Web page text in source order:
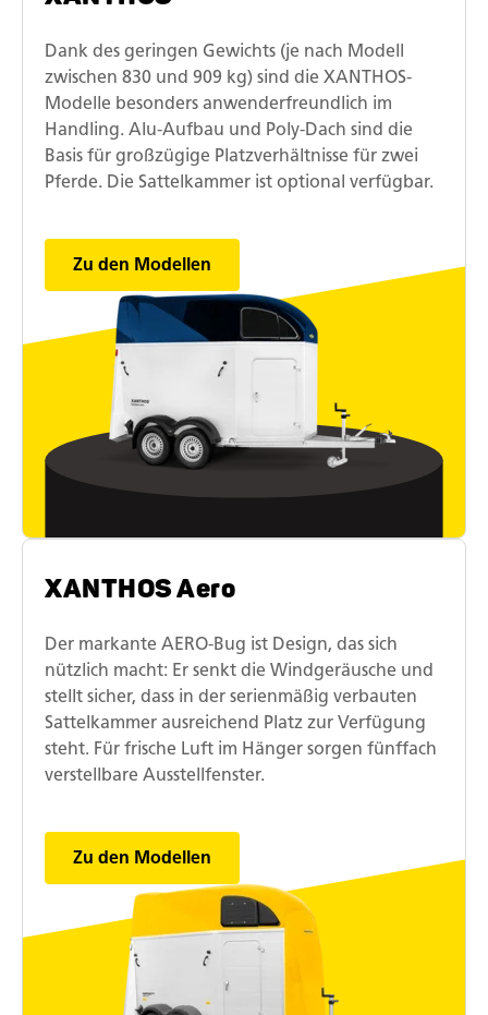
Dank des geringen Gewichts (je nach Modell
zwischen 830 und 909 kg) sind die XANTHOS-
Modelle besonders anwenderfreundlich im
Handling. Alu-Aufbau und Poly-Dach sind die
Basis für großzügige Platzverhältnisse für zwei
Pferde. Die Sattelkammer ist optional verfügbar.
Zu den Modellen
XANTHOS Aero
Der markante AERO-Bug ist Design, das sich
nützlich macht: Er senkt die Windgeräusche und
stellt sicher, dass in der serienmäßig verbauten
Sattelkammer ausreichend Platz zur Verfügung
steht. Für frische Luft im Hänger sorgen fünffach
verstellbare Ausstellfenster.
Zu den Modellen